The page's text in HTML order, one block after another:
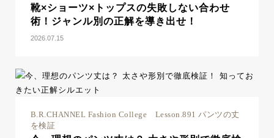
靴×ショーツ×トップスの失敗しない合わせ
術！ジャンル別の正解を導き出せ！
2026.07.15
B.R.CHANNEL Fashion College Lesson.891 パンツの丈
を検証